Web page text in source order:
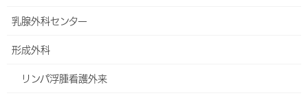
小児アレルギー外来
牛乳アレルギー発症予防とスペード試験について
オプトアウト
乳腺外科センター
形成外科
リンパ浮腫看護外来